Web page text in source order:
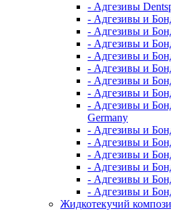
- Адгезивы
- Адгезивы и
- Адгезивы и
- Адгезивы и
- Адгезивы и
- Адгезивы и
- Адгезивы и
- Адгезивы и
- Адгезивы и
Germany
- Адгезивы и
- Адгезивы и
- Адгезивы и
- Адгезивы и
- Адгезивы и
- Адгезивы и
Жидкотекучий